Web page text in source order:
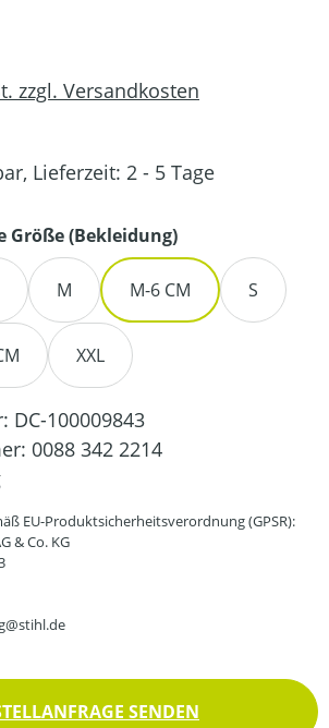
zzgl. Versandkosten
Lieferzeit: 2 - 5 Tage
Größe (Bekleidung)auswählen
M M-6 CM S
XXL
DC-100009843
0088 342 2214
EU-Produktsicherheitsverordnung (GPSR):
& Co. KG
SENDEN